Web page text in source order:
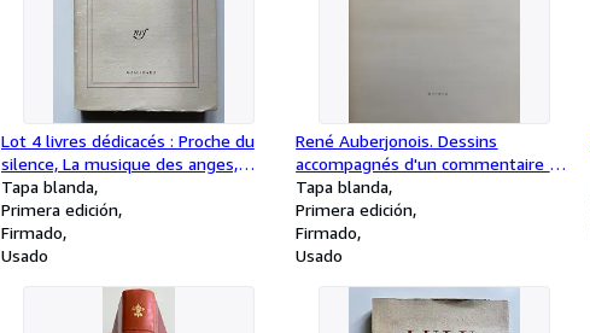
Lot 4 livres dédicacés : Proche du
silence, La musique des anges,
Avons-nous vécu ? Attendez
l'aube.
Tapa blanda
Primera edición
Firmado
Usado
René Auberjonois. Dessins
accompagnés d'un commentaire de
Paul Budry.
Tapa blanda
Primera edición
Firmado
Usado